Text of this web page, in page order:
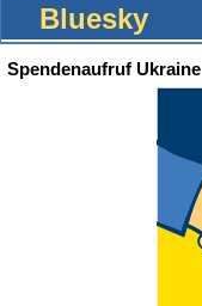
Bluesky
Spendenaufruf Ukraine